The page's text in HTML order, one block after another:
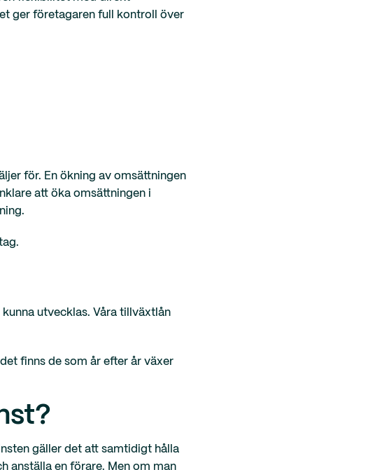
ger företagaren full kontroll över
för. En ökning av omsättningen
att öka omsättningen i
utvecklas. Våra tillväxtlån
finns de som år efter år växer
gäller det att samtidigt hålla
anställa en förare. Men om man